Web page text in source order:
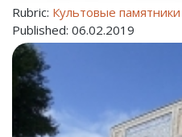
Rubric: Культовые памятники
Published: 06.02.2019